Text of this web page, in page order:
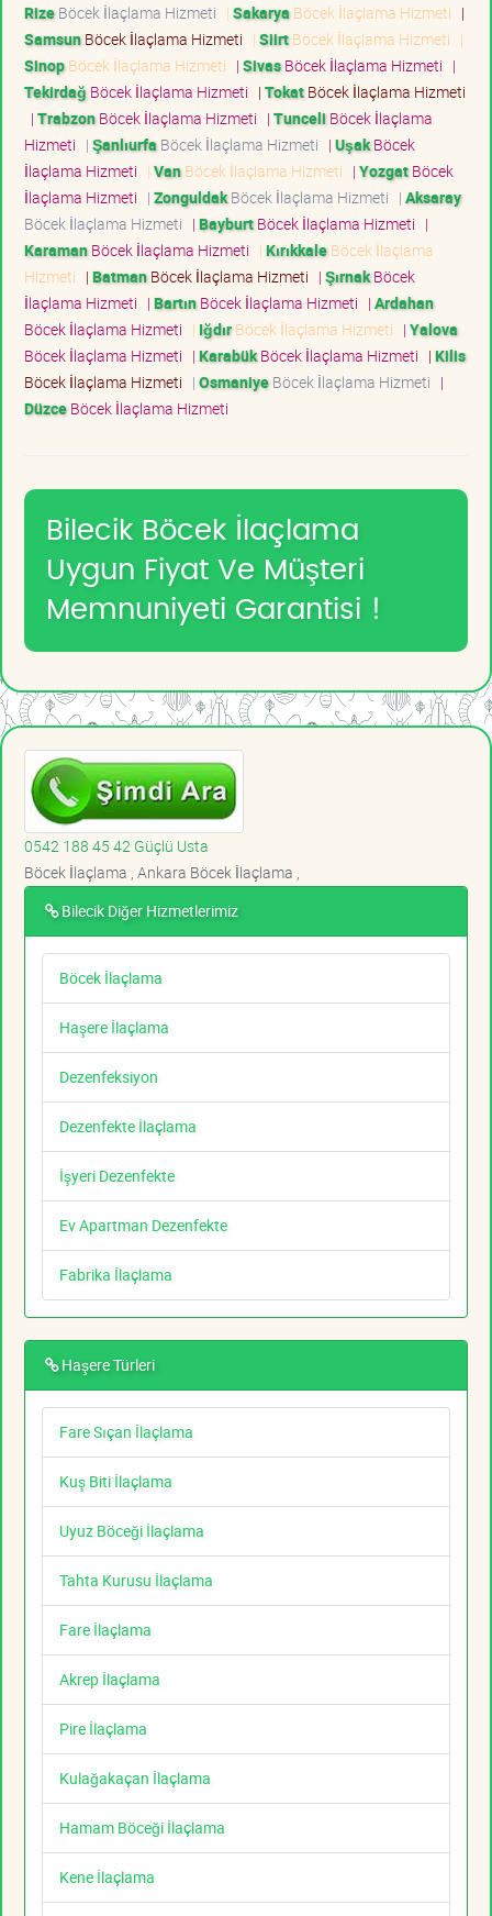
RizeBöcek İlaçlama Hizmeti | Sakarya Böcek İlaçlama Hizmeti |
SamsunBöcek İlaçlama Hizmeti | SiirtBöcek İlaçlama Hizmeti |
SinopBöcek İlaçlama Hizmeti | SivasBöcek İlaçlama Hizmeti |
Tekirdağ Böcek İlaçlama Hizmeti | TokatBöcek İlaçlama Hizmeti
| TrabzonBöcek İlaçlama Hizmeti | Tunceli Böcek İlaçlama
Hizmeti | Şanlıurfa Böcek İlaçlama Hizmeti | UşakBöcek
İlaçlama Hizmeti | VanBöcek İlaçlama Hizmeti | YozgatBöcek
İlaçlama Hizmeti | ZonguldakBöcek İlaçlama Hizmeti | Aksaray
Böcek İlaçlama Hizmeti | BayburtBöcek İlaçlama Hizmeti |
KaramanBöcek İlaçlama Hizmeti | KırıkkaleBöcek İlaçlama
Hizmeti | BatmanBöcek İlaçlama Hizmeti | ŞırnakBöcek
İlaçlama Hizmeti | BartınBöcek İlaçlama Hizmeti | Ardahan
Böcek İlaçlama Hizmeti | IğdırBöcek İlaçlama Hizmeti | Yalova
Böcek İlaçlama Hizmeti | KarabükBöcek İlaçlama Hizmeti | Kilis
Böcek İlaçlama Hizmeti | OsmaniyeBöcek İlaçlama Hizmeti |
DüzceBöcek İlaçlama Hizmeti
Bilecik Böcek İlaçlama
Uygun Fiyat Ve Müşteri
Memnuniyeti Garantisi !
0542 188 45 42 Güçlü Usta
Böcek İlaçlama , Ankara Böcek İlaçlama ,
Bilecik Diğer Hizmetlerimiz
Böcek İlaçlama
Haşere İlaçlama
Dezenfeksiyon
Dezenfekte İlaçlama
İşyeri Dezenfekte
Ev Apartman Dezenfekte
Fabrika İlaçlama
Haşere Türleri
Fare Sıçan İlaçlama
Kuş Biti İlaçlama
Uyuz Böceği İlaçlama
Tahta Kurusu İlaçlama
Fare İlaçlama
Akrep İlaçlama
Pire İlaçlama
Kulağakaçan İlaçlama
Hamam Böceği İlaçlama
Kene İlaçlama